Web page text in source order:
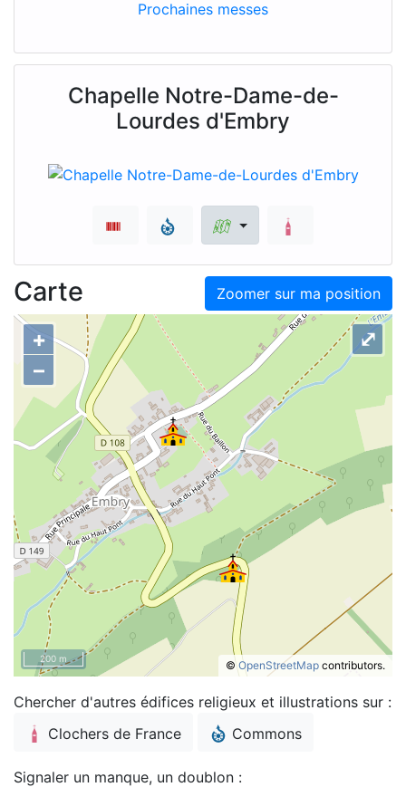
Prochaines messes
Chapelle Notre-Dame-de-
Lourdes d'Embry
Zoomer sur ma position
Carte
+
–
©OpenStreetMap contributors.
⤢
200 m
Chercher d'autres édifices religieux et illustrations sur :
Clochers de France
Commons
Signaler un manque, un doublon :